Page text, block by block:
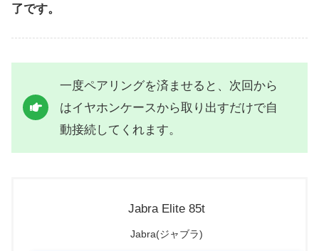
了です。
一度ペアリングを済ませると、次回から
はイヤホンケースから取り出すだけで自
動接続してくれます。
Jabra Elite 85t
Jabra(ジャブラ)